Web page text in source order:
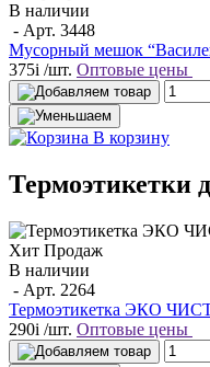
В наличии
- Арт. 3448
Мусорный мешок
375i /шт. Оптовые цены
В корзину
Термоэтикетки
Хит Продаж
В наличии
- Арт. 2264
Термоэтикетка ЭКО
290i /шт. Оптовые цены